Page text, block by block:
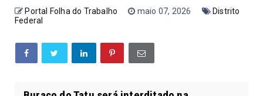
Portal Folha do Trabalho maio 07, 2026
Distrito
Federal